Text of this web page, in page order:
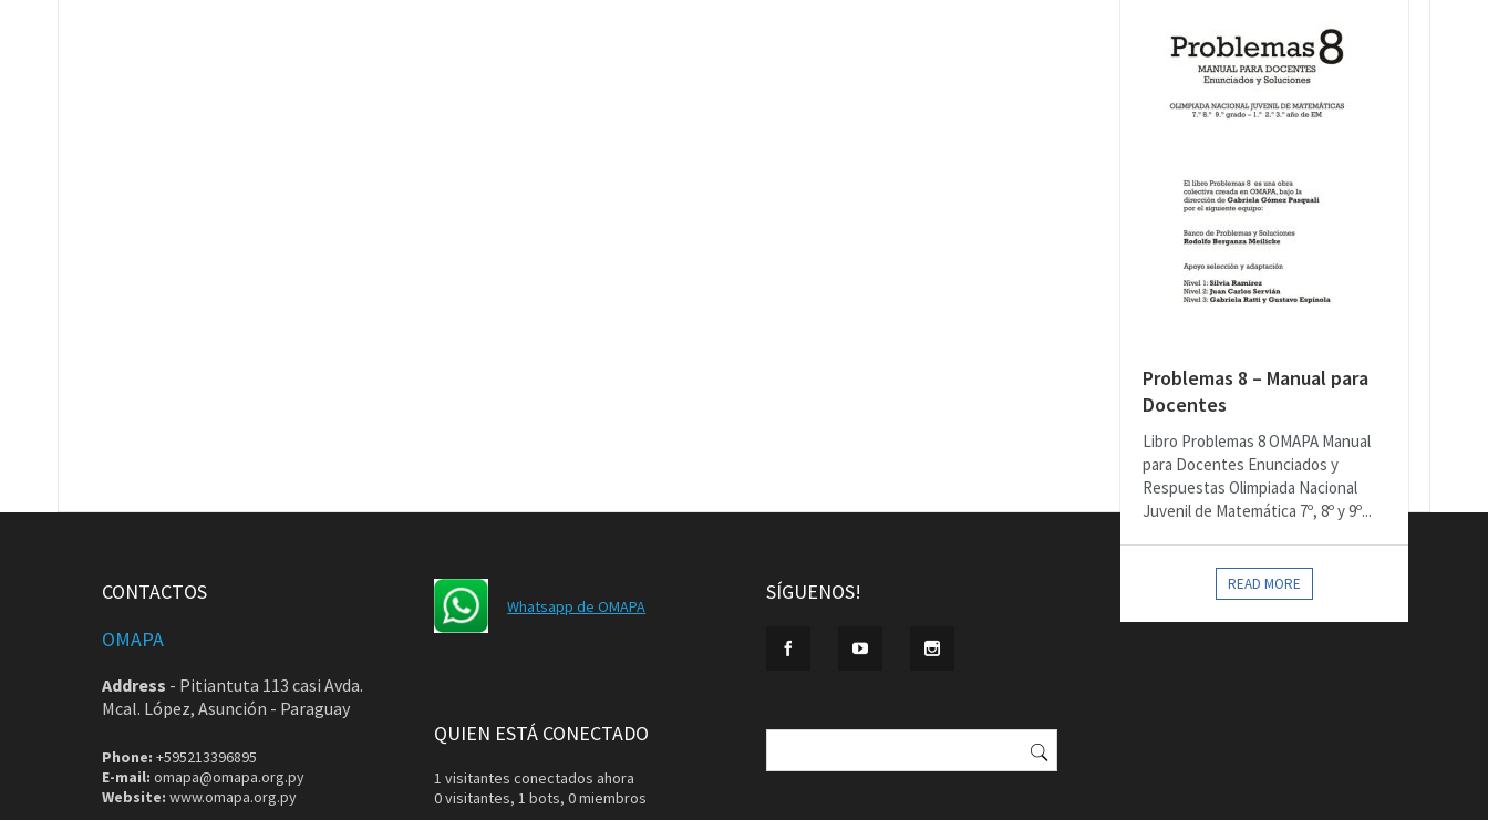
Problemas 8 – Manual para
Docentes
Libro Problemas 8 OMAPA Manual
para Docentes Enunciados y
Respuestas Olimpiada Nacional
Juvenil de Matemática 7º, 8º y 9º...
READ MORE
CONTACTOS
OMAPA
Address - Pitiantuta 113 casi Avda.
Mcal. López, Asunción - Paraguay
Phone: +595213396895
E-mail: omapa@omapa.org.py
Website: www.omapa.org.py
Whatsapp de OMAPA
SÍGUENOS!
QUIEN ESTÁ CONECTADO
1 visitantes conectados ahora
0 visitantes, 1 bots, 0 miembros
Buscar: